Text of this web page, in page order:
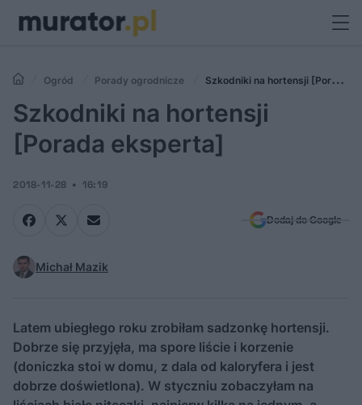
Ogród Porady ogrodnicze
Szkodniki na hortensji [Porada
eksperta]
Szkodniki na hortensji
[Porada eksperta]
2018-11-28 16:19
Dodaj do Google
Michał Mazik
Latem ubiegłego roku zrobiłam sadzonkę hortensji.
Dobrze się przyjęła, ma spore liście i korzenie
(doniczka stoi w domu, z dala od kaloryfera i jest
dobrze doświetlona). W styczniu zobaczyłam na